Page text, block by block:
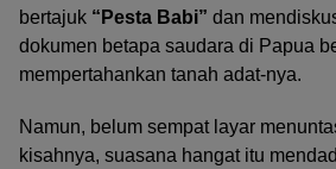
bertajuk “Pesta Babi” dan
dokumen betapa saudara di Papua
mempertahankan tanah adat-nya.
Namun, belum sempat layar
kisahnya, suasana hangat itu